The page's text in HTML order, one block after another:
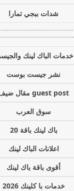
شدات ببجي تمارا
خدمات الباك لينك
نشر جيست بوست
guest post مقال ضيف
سوق العرب
باك لينك باقة 20
اعلانات الباك لينك
أقوى باقة باك لينك
خدمات با كلينك 2026